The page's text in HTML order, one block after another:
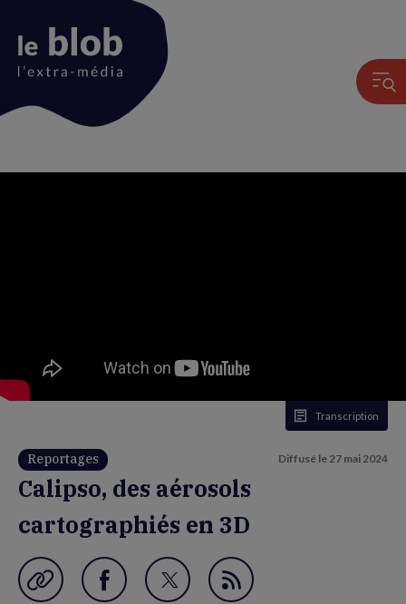
Transcription
Reportages Diffusé le 27 mai 2024
Calipso, des aérosols
cartographiés en 3D
Garder en favori
Partager PartagerFlux